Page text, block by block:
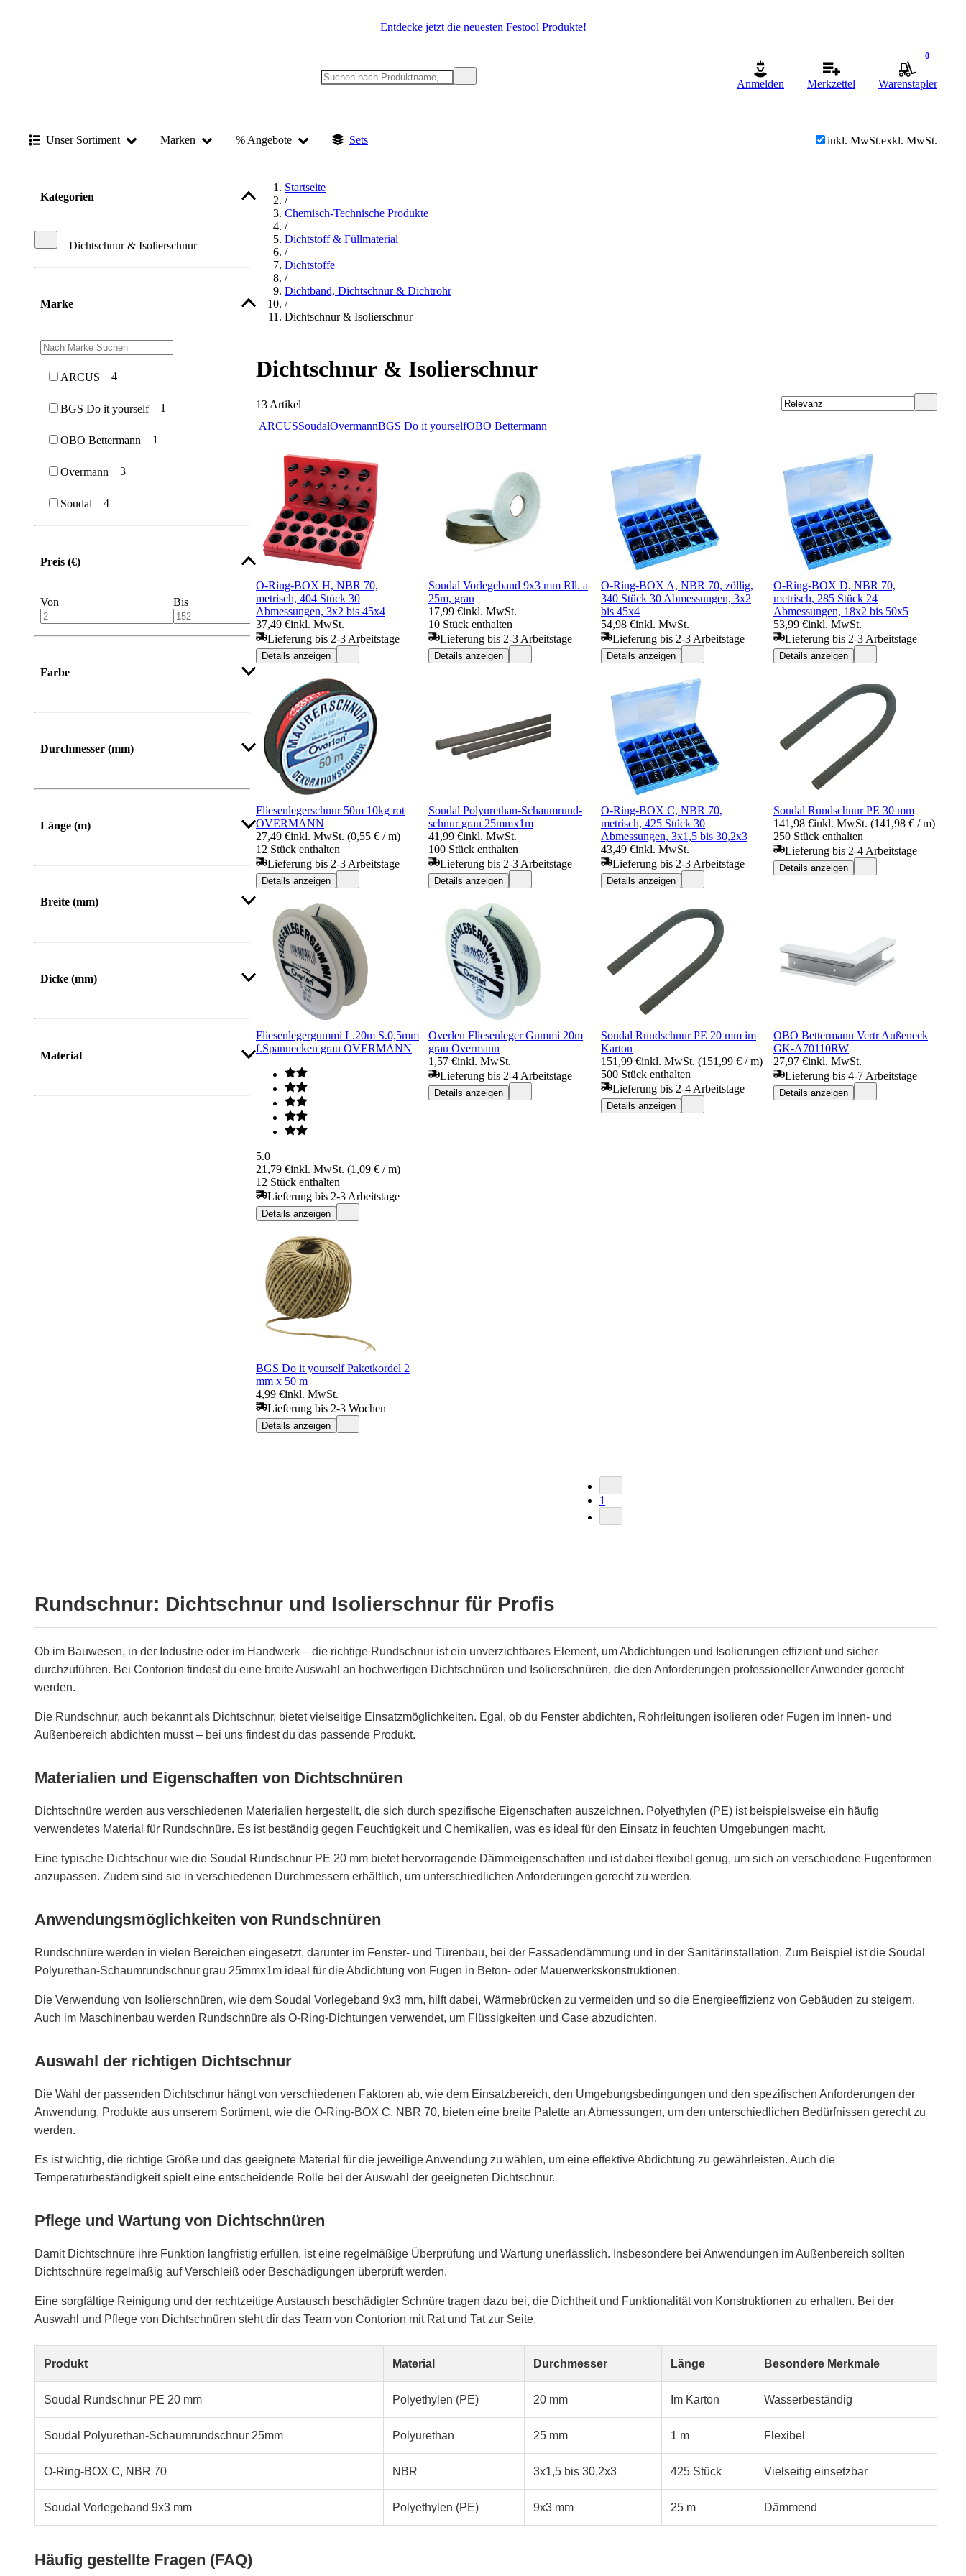
Entdecke jetzt die neuesten Festool Produkte!
Anmelden Merkzettel
0
Warenstapler
Unser Sortiment Marken % Angebote Sets inkl. MwSt.exkl. MwSt.
Kategorien
Dichtschnur & Isolierschnur
Marke
ARCUS 4
BGS Do it yourself 1
OBO Bettermann 1
Overmann 3
Soudal 4
Preis (€)
Von Bis
Farbe
Durchmesser (mm)
Länge (m)
Breite (mm)
Von Bis
Dicke (mm)
Material
Startseite
/
Chemisch-Technische Produkte
/
Dichtstoff & Füllmaterial
/
Dichtstoffe
/
Dichtband, Dichtschnur & Dichtrohr
/
Dichtschnur & Isolierschnur
Dichtschnur & Isolierschnur
13 Artikel
ARCUSSoudalOvermannBGS Do it yourselfOBO Bettermann
O-Ring-BOX H, NBR 70,
metrisch, 404 Stück 30
Abmessungen, 3x2 bis 45x4
37,49 €inkl. MwSt.
Lieferung bis 2-3 Arbeitstage
Details anzeigen
Soudal Vorlegeband 9x3 mm Rll. a
25m, grau
17,99 €inkl. MwSt.
10 Stück enthalten
Lieferung bis 2-3 Arbeitstage
Details anzeigen
O-Ring-BOX A, NBR 70, zöllig,
340 Stück 30 Abmessungen, 3x2
bis 45x4
54,98 €inkl. MwSt.
Lieferung bis 2-3 Arbeitstage
Details anzeigen
O-Ring-BOX D, NBR 70,
metrisch, 285 Stück 24
Abmessungen, 18x2 bis 50x5
53,99 €inkl. MwSt.
Lieferung bis 2-3 Arbeitstage
Details anzeigen
Fliesenlegerschnur 50m 10kg rot
OVERMANN
27,49 €inkl. MwSt. (0,55 € / m)
12 Stück enthalten
Lieferung bis 2-3 Arbeitstage
Details anzeigen
Soudal Polyurethan-Schaumrund-
schnur grau 25mmx1m
41,99 €inkl. MwSt.
100 Stück enthalten
Lieferung bis 2-3 Arbeitstage
Details anzeigen
O-Ring-BOX C, NBR 70,
metrisch, 425 Stück 30
Abmessungen, 3x1,5 bis 30,2x3
43,49 €inkl. MwSt.
Lieferung bis 2-3 Arbeitstage
Details anzeigen
Soudal Rundschnur PE 30 mm
141,98 €inkl. MwSt. (141,98 € / m)
250 Stück enthalten
Lieferung bis 2-4 Arbeitstage
Details anzeigen
Fliesenlegergummi L.20m S.0,5mm
f.Spannecken grau OVERMANN
5.0
21,79 €inkl. MwSt. (1,09 € / m)
12 Stück enthalten
Lieferung bis 2-3 Arbeitstage
Details anzeigen
Overlen Fliesenleger Gummi 20m
grau Overmann
1,57 €inkl. MwSt.
Lieferung bis 2-4 Arbeitstage
Details anzeigen
Soudal Rundschnur PE 20 mm im
Karton
151,99 €inkl. MwSt. (151,99 € / m)
500 Stück enthalten
Lieferung bis 2-4 Arbeitstage
Details anzeigen
OBO Bettermann Vertr Außeneck
GK-A70110RW
27,97 €inkl. MwSt.
Lieferung bis 4-7 Arbeitstage
Details anzeigen
BGS Do it yourself Paketkordel 2
mm x 50 m
4,99 €inkl. MwSt.
Lieferung bis 2-3 Wochen
Details anzeigen
1
Rundschnur: Dichtschnur und Isolierschnur für Profis
Ob im Bauwesen, in der Industrie oder im Handwerk – die richtige Rundschnur ist ein unverzichtbares Element, um Abdichtungen und Isolierungen effizient und sicher
durchzuführen. Bei Contorion findest du eine breite Auswahl an hochwertigen Dichtschnüren und Isolierschnüren, die den Anforderungen professioneller Anwender gerecht
werden.
Die Rundschnur, auch bekannt als Dichtschnur, bietet vielseitige Einsatzmöglichkeiten. Egal, ob du Fenster abdichten, Rohrleitungen isolieren oder Fugen im Innen- und
Außenbereich abdichten musst – bei uns findest du das passende Produkt.
Materialien und Eigenschaften von Dichtschnüren
Dichtschnüre werden aus verschiedenen Materialien hergestellt, die sich durch spezifische Eigenschaften auszeichnen. Polyethylen (PE) ist beispielsweise ein häufig
verwendetes Material für Rundschnüre. Es ist beständig gegen Feuchtigkeit und Chemikalien, was es ideal für den Einsatz in feuchten Umgebungen macht.
Eine typische Dichtschnur wie die Soudal Rundschnur PE 20 mm bietet hervorragende Dämmeigenschaften und ist dabei flexibel genug, um sich an verschiedene Fugenformen
anzupassen. Zudem sind sie in verschiedenen Durchmessern erhältlich, um unterschiedlichen Anforderungen gerecht zu werden.
Anwendungsmöglichkeiten von Rundschnüren
Rundschnüre werden in vielen Bereichen eingesetzt, darunter im Fenster- und Türenbau, bei der Fassadendämmung und in der Sanitärinstallation. Zum Beispiel ist die Soudal
Polyurethan-Schaumrundschnur grau 25mmx1m ideal für die Abdichtung von Fugen in Beton- oder Mauerwerkskonstruktionen.
Die Verwendung von Isolierschnüren, wie dem Soudal Vorlegeband 9x3 mm, hilft dabei, Wärmebrücken zu vermeiden und so die Energieeffizienz von Gebäuden zu steigern.
Auch im Maschinenbau werden Rundschnüre als O-Ring-Dichtungen verwendet, um Flüssigkeiten und Gase abzudichten.
Auswahl der richtigen Dichtschnur
Die Wahl der passenden Dichtschnur hängt von verschiedenen Faktoren ab, wie dem Einsatzbereich, den Umgebungsbedingungen und den spezifischen Anforderungen der
Anwendung. Produkte aus unserem Sortiment, wie die O-Ring-BOX C, NBR 70, bieten eine breite Palette an Abmessungen, um den unterschiedlichen Bedürfnissen gerecht zu
werden.
Es ist wichtig, die richtige Größe und das geeignete Material für die jeweilige Anwendung zu wählen, um eine effektive Abdichtung zu gewährleisten. Auch die
Temperaturbeständigkeit spielt eine entscheidende Rolle bei der Auswahl der geeigneten Dichtschnur.
Pflege und Wartung von Dichtschnüren
Damit Dichtschnüre ihre Funktion langfristig erfüllen, ist eine regelmäßige Überprüfung und Wartung unerlässlich. Insbesondere bei Anwendungen im Außenbereich sollten
Dichtschnüre regelmäßig auf Verschleiß oder Beschädigungen überprüft werden.
Eine sorgfältige Reinigung und der rechtzeitige Austausch beschädigter Schnüre tragen dazu bei, die Dichtheit und Funktionalität von Konstruktionen zu erhalten. Bei der
Auswahl und Pflege von Dichtschnüren steht dir das Team von Contorion mit Rat und Tat zur Seite.
Produkt Material Durchmesser Länge Besondere Merkmale
Soudal Rundschnur PE 20 mm Polyethylen (PE) 20 mm Im Karton Wasserbeständig
Soudal Polyurethan-Schaumrundschnur 25mm Polyurethan 25 mm 1 m Flexibel
O-Ring-BOX C, NBR 70 NBR 3x1,5 bis 30,2x3 425 Stück Vielseitig einsetzbar
Soudal Vorlegeband 9x3 mm Polyethylen (PE) 9x3 mm 25 m Dämmend
Häufig gestellte Fragen (FAQ)